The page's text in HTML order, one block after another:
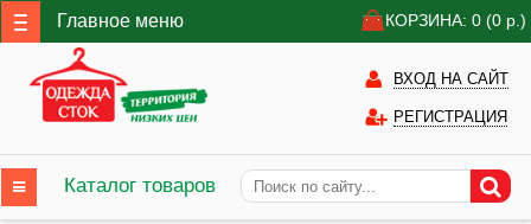
Главное меню КОРЗИНА: 0 (0 р.)
ВХОД НА САЙТ
РЕГИСТРАЦИЯ
Каталог товаров